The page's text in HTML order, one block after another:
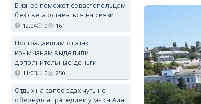
Бизнес поможет севастопольцам
без света оставаться на связи
12:04 0 161
Пострадавшим от атак
крымчанам выделили
дополнительные деньги
11:03 0 250
Отдых на сапбордах чуть не
обернулся трагедией у мыса Айя